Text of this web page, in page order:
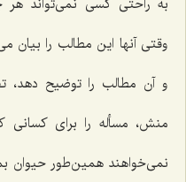
وقتی آنها این مطالب را بیان
و آن مطالب را توضیح دهد،
منش، مسأله را برای كسانی
نمی‌خواهند همین‌طور حیوان